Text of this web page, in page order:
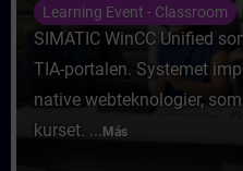
Learning Event - Classroom
SIMATIC WinCC Unified
TIA-portalen. Systemet
native webteknologier,
kurset. ... Más